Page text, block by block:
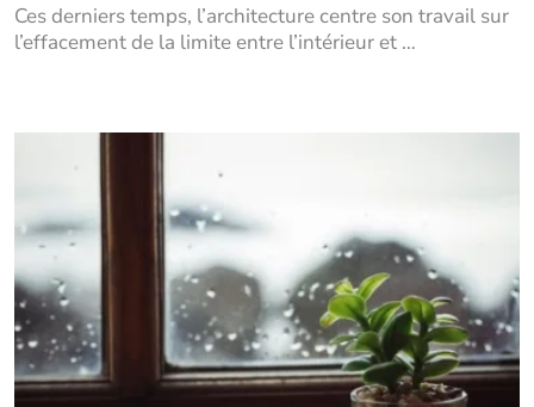
Ces derniers temps, l’architecture centre son travail sur
l’effacement de la limite entre l’intérieur et …